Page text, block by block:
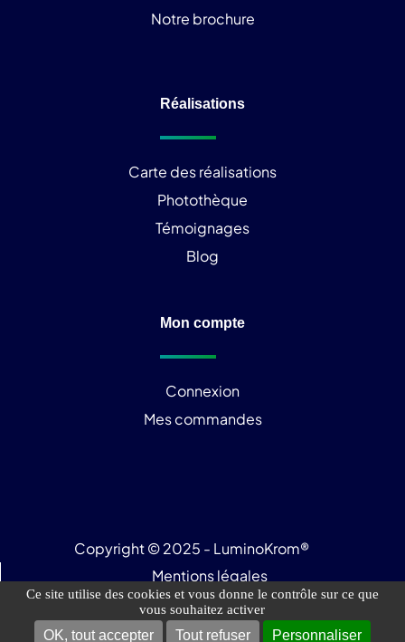
Ce site utilise des cookies et vous donne le contrôle sur ce que
vous souhaitez activer
OK, tout accepter Tout refuser Personnaliser
Notre brochure
Réalisations
Carte des réalisations
Photothèque
Témoignages
Blog
Mon compte
Connexion
Mes commandes
Copyright © 2025 - LuminoKrom®
Mentions légales
Politique de confidentialité